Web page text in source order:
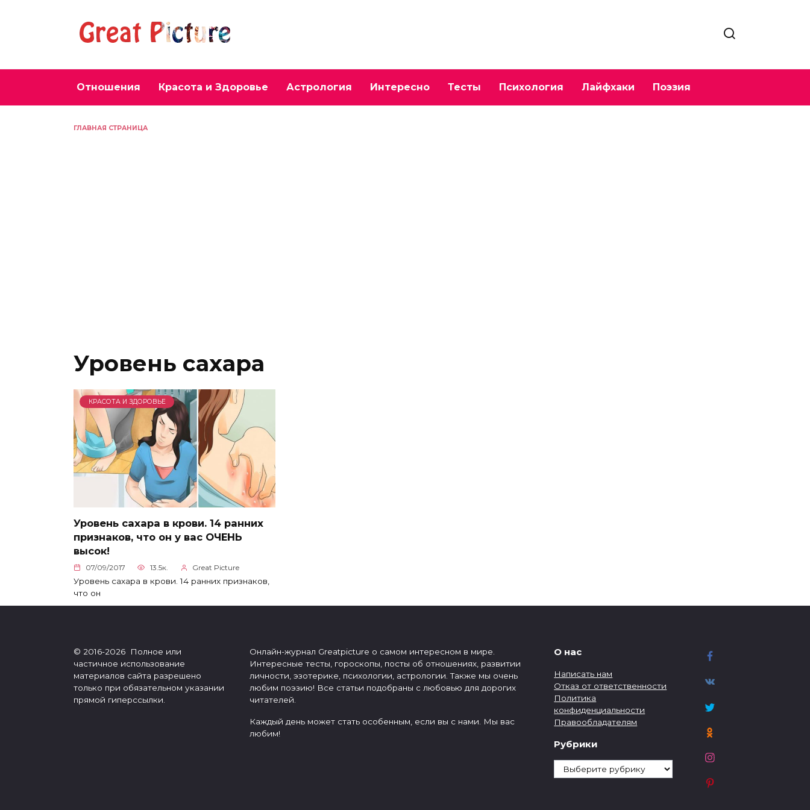
Отношения Красота и Здоровье Астрология Интересно Тесты Психология Лайфхаки Поэзия
ГЛАВНАЯ СТРАНИЦА
Уровень сахара
КРАСОТА И ЗДОРОВЬЕ
Уровень сахара в крови. 14 ранних
признаков, что он у вас ОЧЕНЬ
высок!
07/09/2017 13.5к. Great Picture
Уровень сахара в крови. 14 ранних признаков,
что он
© 2016-2026 Полное или
частичное использование
материалов сайта разрешено
только при обязательном указании
прямой гиперссылки.
Онлайн-журнал Greatpicture о самом интересном в мире.
Интересные тесты, гороскопы, посты об отношениях, развитии
личности, эзотерике, психологии, астрологии. Также мы очень
любим поэзию! Все статьи подобраны с любовью для дорогих
читателей.
Каждый день может стать особенным, если вы с нами. Мы вас
любим!
О нас
Написать нам
Отказ от ответственности
Политика
конфиденциальности
Правообладателям
Рубрики
Рубрики